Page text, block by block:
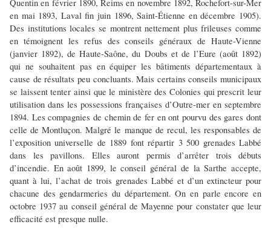
Quentin en février 1890, Reims en novembre 1892, Rochefort-sur-Mer
en mai 1893, Laval fin juin 1896, Saint-Étienne en décembre 1905).
Des institutions locales se montrent nettement plus frileuses comme
en témoignent les refus des conseils généraux de Haute-Vienne
(janvier 1892), de Haute-Saône, du Doubs et de l’Eure (août 1892)
qui ne souhaitent pas en équiper les bâtiments départementaux à
cause de résultats peu concluants. Mais certains conseils municipaux
se laissent tenter ainsi que le ministère des Colonies qui prescrit leur
utilisation dans les possessions françaises d’Outre-mer en septembre
1894. Les compagnies de chemin de fer en ont pourvu des gares dont
celle de Montluçon. Malgré le manque de recul, les responsables de
l’exposition universelle de 1889 font répartir 3 500 grenades Labbé
dans les pavillons. Elles auront permis d’arrêter trois débuts
d’incendie. En août 1899, le conseil général de la Sarthe accepte,
quant à lui, l’achat de trois grenades Labbé et d’un extincteur pour
chacune des gendarmeries du département. On en parle encore en
octobre 1937 au conseil général de Mayenne pour constater que leur
efficacité est presque nulle.